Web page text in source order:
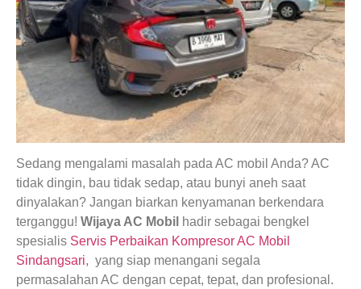
Sedang mengalami masalah pada AC mobil Anda? AC
tidak dingin, bau tidak sedap, atau bunyi aneh saat
dinyalakan? Jangan biarkan kenyamanan berkendara
terganggu! Wijaya AC Mobil hadir sebagai bengkel
spesialis Servis Perbaikan Kompresor AC Mobil
Sindangsari, yang siap menangani segala
permasalahan AC dengan cepat, tepat, dan profesional.